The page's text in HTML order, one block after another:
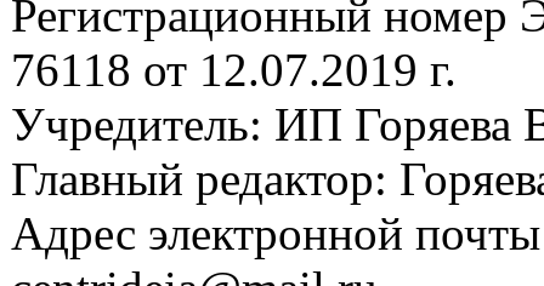
Регистрационный
76118 от 12.07.2019 г.
Учредитель: ИП Горяева
Главный редактор:
Адрес электронной